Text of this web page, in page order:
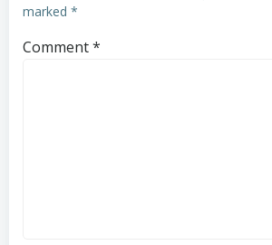
marked *
Comment*